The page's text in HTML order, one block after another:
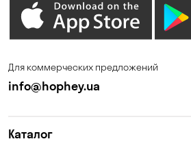
Елизаветовка
Калиновка
Для коммерческих предложений
info@hophey.ua
Каталог